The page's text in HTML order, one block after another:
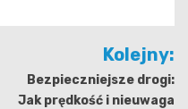
Kolejny:
Bezpieczniejsze drogi:
Jak prędkość i nieuwaga